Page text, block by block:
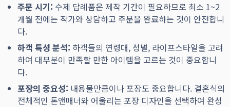
주문 시기: 수제 답례품은 제작 기간이 필요하므로 최소 1~2
개월 전에는 작가와 상담하고 주문을 완료하는 것이 안전합니
다.
하객 특성 분석: 하객들의 연령대, 성별, 라이프스타일을 고려
하여 대부분이 만족할 만한 아이템을 고르는 것이 중요합니
다.
포장의 중요성: 내용물만큼이나 포장도 중요합니다. 결혼식의
전체적인 톤앤매너와 어울리는 포장 디자인을 선택하여 완성